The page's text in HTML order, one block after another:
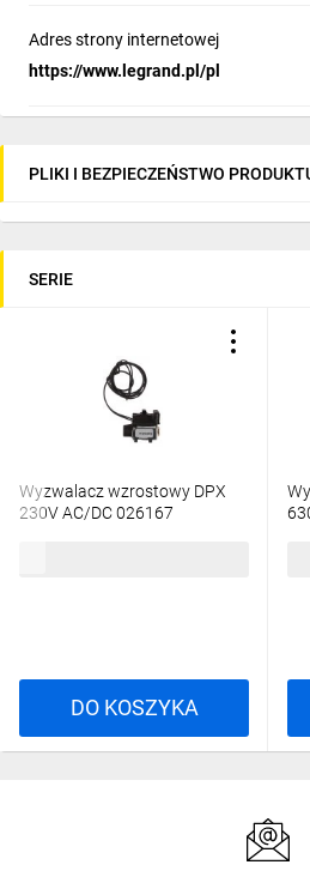
Adres strony internetowej
https://www.legrand.pl/pl
PLIKI I BEZPIECZEŃSTWO
SERIE
Wyzwalacz wzrostowy DPX
230V AC/DC 026167
DO KOSZYKA